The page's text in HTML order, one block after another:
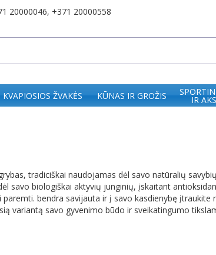
20000046, +371 20000558
KVAPIOSIOS ŽVAKĖS KŪNAS IR GROŽIS IR
tradiciškai naudojamas dėl savo natūralių
savo biologiškai aktyvių junginių, įskaitant
bendra savijauta ir į savo kasdienybę
variantą savo gyvenimo būdo ir sveikatingumo